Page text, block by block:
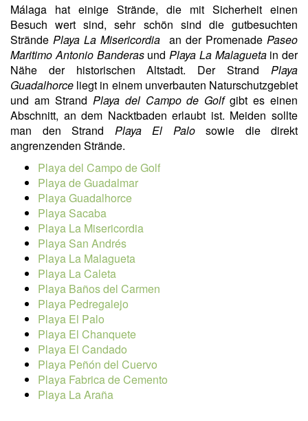
Málaga hat einige Strände, die mit Sicherheit einen
Besuch wert sind, sehr schön sind die gutbesuchten
Strände Playa La Misericordia an der Promenade Paseo
Maritimo Antonio Banderasund Playa La Malaguetain der
Nähe der historischen Altstadt. Der Strand Playa
Guadalhorce liegt in einem unverbauten Naturschutzgebiet
und am Strand Playa del Campo de Golfgibt es einen
Abschnitt, an dem Nacktbaden erlaubt ist. Meiden sollte
man den Strand Playa El Palosowie die direkt
angrenzenden Strände.
Playa del Campo de Golf
Playa de Guadalmar
Playa Guadalhorce
Playa Sacaba
Playa La Misericordia
Playa San Andrés
Playa La Malagueta
Playa La Caleta
Playa Baños del Carmen
Playa Pedregalejo
Playa El Palo
Playa El Chanquete
Playa El Candado
Playa Peñón del Cuervo
Playa Fabrica de Cemento
Playa La Araña